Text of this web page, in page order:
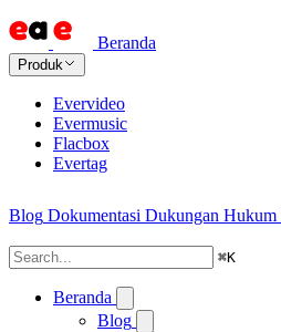
Beranda
Produk
Evervideo
Evermusic
Flacbox
Evertag
Blog Dokumentasi Dukungan Hukum
⌘K
Beranda
Blog